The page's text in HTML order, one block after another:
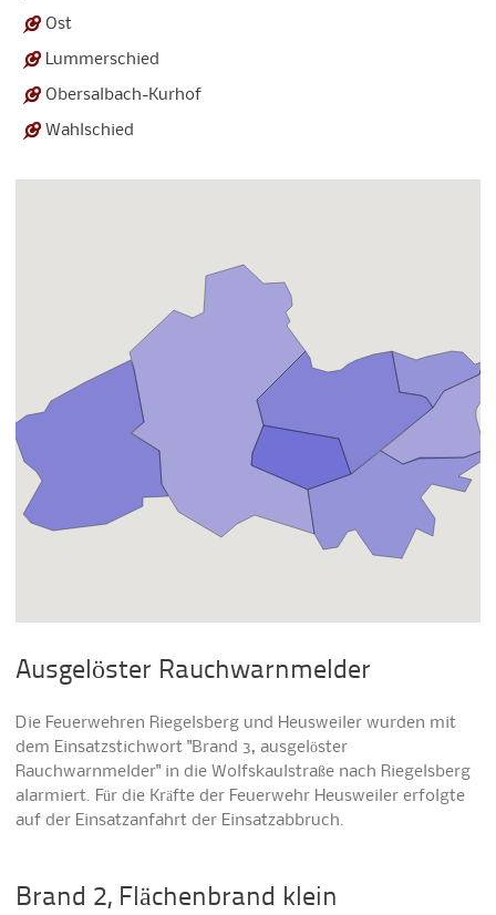
Ost
Lummerschied
Obersalbach-Kurhof
Wahlschied
Ausgelöster Rauchwarnmelder
Die Feuerwehren Riegelsberg und Heusweiler wurden mit
dem Einsatzstichwort "Brand 3, ausgelöster
Rauchwarnmelder" in die Wolfskaulstraße nach Riegelsberg
alarmiert. Für die Kräfte der Feuerwehr Heusweiler erfolgte
auf der Einsatzanfahrt der Einsatzabbruch.
Brand 2, Flächenbrand klein